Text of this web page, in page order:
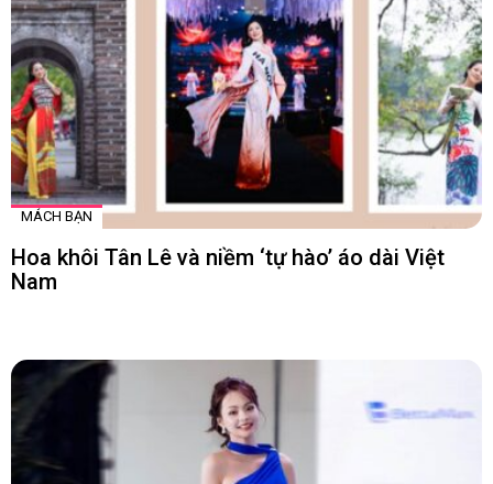
MÁCH BẠN
Hoa khôi Tân Lê và niềm ‘tự hào’ áo dài Việt
Nam